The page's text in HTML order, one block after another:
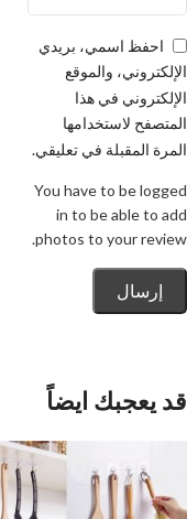
احفظ اسمي، بريدي
الإلكتروني، والموقع
الإلكتروني في هذا
المتصفح لاستخدامها
المرة المقبلة في تعليقي.
You have to be logged
in to be able to add
photos to your review.
قد يعجبك ايضاً